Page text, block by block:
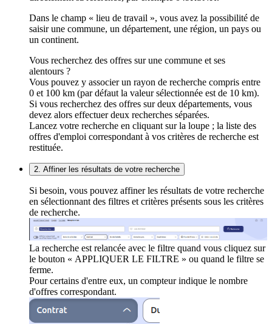
Dans le champ « lieu de travail », vous avez la possibilité de
saisir une commune, un département, une région, un pays ou
un continent.
Vous recherchez des offres sur une commune et ses
alentours ?
Vous pouvez y associer un rayon de recherche compris entre
0 et 100 km (par défaut la valeur sélectionnée est de 10 km).
Si vous recherchez des offres sur deux départements, vous
devez alors effectuer deux recherches séparées.
Lancez votre recherche en cliquant sur la loupe ; la liste des
offres d'emploi correspondant à vos critères de recherche est
restituée.
2. Affiner les résultats de votre recherche
Si besoin, vous pouvez affiner les résultats de votre recherche
en sélectionnant des filtres et critères présents sous les critères
de recherche.
La recherche est relancée avec le filtre quand vous cliquez sur
le bouton « APPLIQUER LE FILTRE » ou quand le filtre se
ferme.
Pour certains d'entre eux, un compteur indique le nombre
d'offres correspondant.